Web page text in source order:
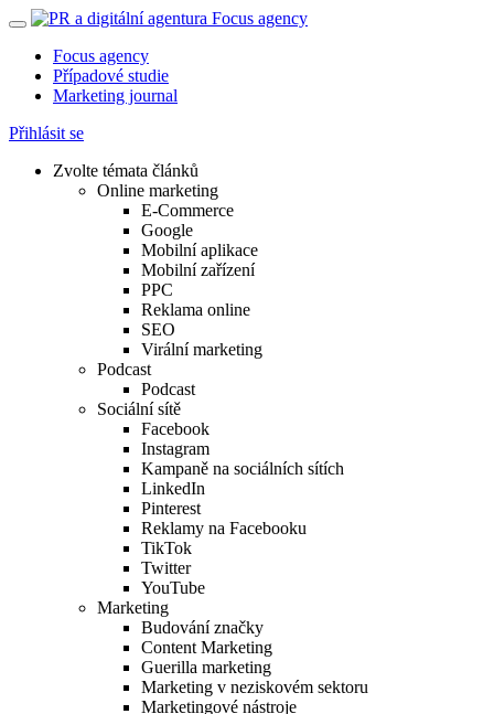
Focus agency
Případové studie
Marketing journal
Přihlásit se
Zvolte témata článků
Online marketing
E-Commerce
Google
Mobilní aplikace
Mobilní zařízení
PPC
Reklama online
SEO
Virální marketing
Podcast
Podcast
Sociální sítě
Facebook
Instagram
Kampaně na sociálních sítích
LinkedIn
Pinterest
Reklamy na Facebooku
TikTok
Twitter
YouTube
Marketing
Budování značky
Content Marketing
Guerilla marketing
Marketing v neziskovém sektoru
Marketingové nástroje